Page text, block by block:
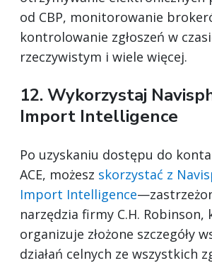
od CBP, monitorowanie
kontrolowanie zgłoszeń w
rzeczywistym i wiele więcej.
12. Wykorzystaj
Import Intelligence
Po uzyskaniu dostępu do
ACE, możesz skorzystać z
Import Intelligence
narzędzia firmy C.H. Robinson,
organizuje złożone szczegóły
działań celnych ze wszystkich